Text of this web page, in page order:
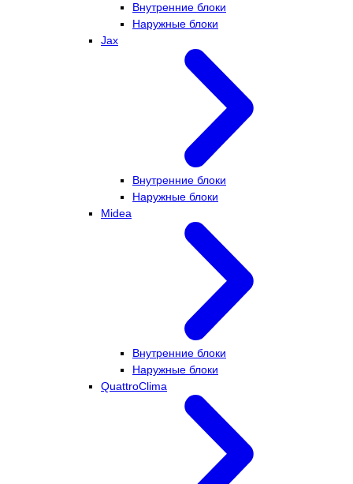
Внутренние блоки
Наружные блоки
Jax
Внутренние блоки
Наружные блоки
Midea
Внутренние блоки
Наружные блоки
QuattroClima